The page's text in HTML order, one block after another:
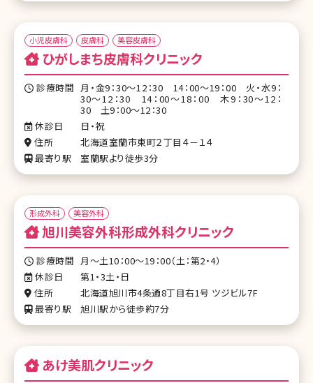
小児皮膚科 皮膚科 美容皮膚科
ひがしまち皮膚科クリニック
診療時間 月・金9：30～12：30 14：00～19：00 火・水9：
30～12：30 14：00～18：00 木9：30～12：
30 土9：00～12：30
休診日
日・祝
住所
北海道室蘭市東町２丁目４－１４
最寄り駅
室蘭駅より徒歩3分
形成外科 美容外科
旭川美容外科形成外科クリニック
診療時間 月～土10：00～19：00（土：第2・4）
休診日
第1・3土・日
住所
北海道旭川市4条通8丁目右1号 ツジビル7F
最寄り駅
旭川駅から徒歩約7分
あけ美肌クリニック